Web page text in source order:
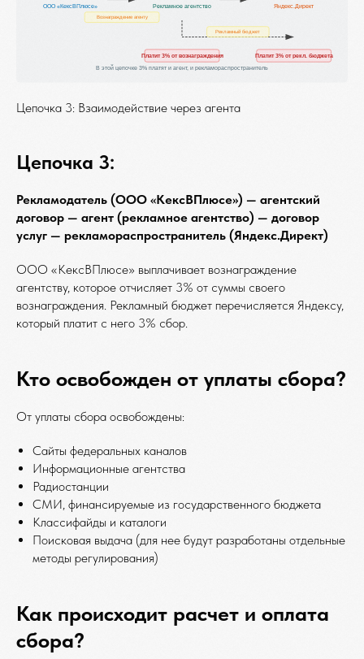
Цепочка 3: Взаимодействие через агента
Цепочка 3:
Рекламодатель (ООО «КексВПлюсе») — агентский
договор — агент (рекламное агентство) — договор
услуг — рекламораспространитель (Яндекс.Директ)
ООО «КексВПлюсе» выплачивает вознаграждение
агентству, которое отчисляет 3% от суммы своего
вознаграждения. Рекламный бюджет перечисляется Яндексу,
который платит с него 3% сбор.
Кто освобожден от уплаты сбора?
От уплаты сбора освобождены:
Сайты федеральных каналов
Информационные агентства
Радиостанции
СМИ, финансируемые из государственного бюджета
Классифайды и каталоги
Поисковая выдача (для нее будут разработаны отдельные
методы регулирования)
Как происходит расчет и оплата
сбора?